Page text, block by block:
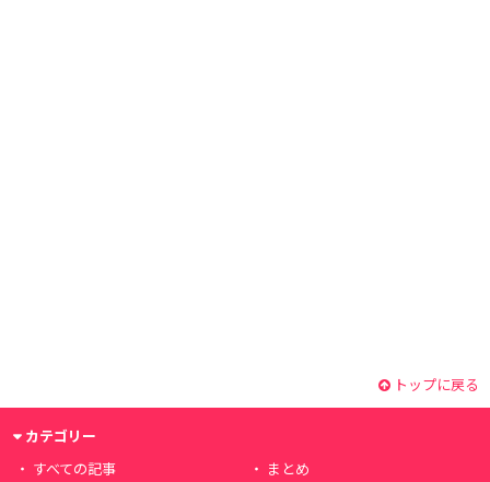
トップに戻る
カテゴリー
すべての記事
まとめ